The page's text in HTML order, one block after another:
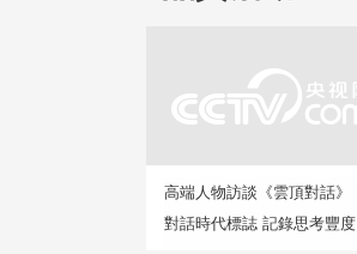
高端人物訪談《雲頂對話》
對話時代標誌 記錄思考豐度